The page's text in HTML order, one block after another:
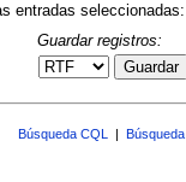
entradas seleccionadas:
Guardar registros:
Guardar
Búsqueda CQL